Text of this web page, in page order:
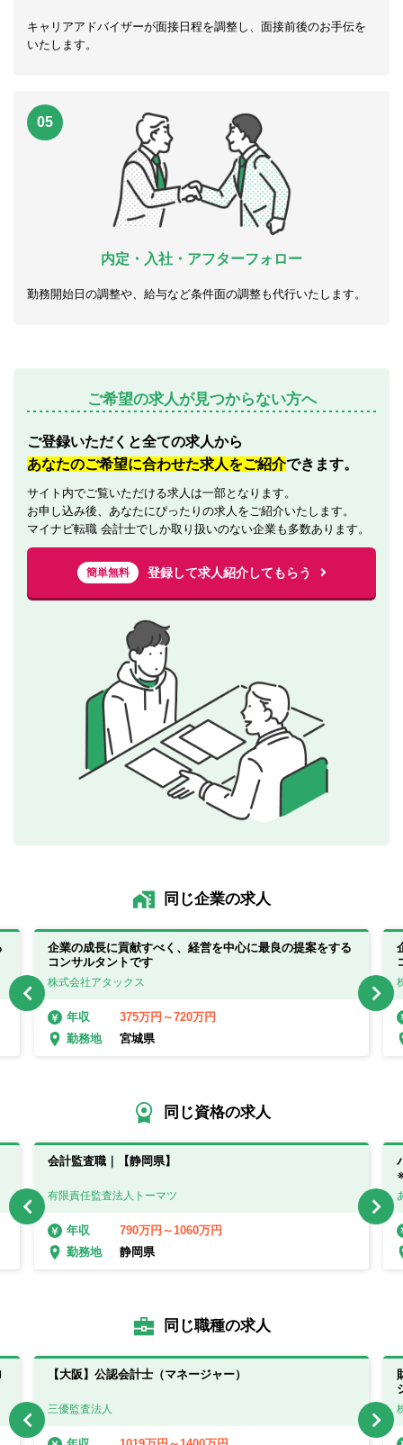
キャリアアドバイザーが面接日程を調整し、面接前後のお手伝を
いたします。
05
内定・入社・アフターフォロー
勤務開始日の調整や、給与など条件面の調整も代行いたします。
ご希望の求人が見つからない方へ
ご登録いただくと全ての求人から
あなたのご希望に合わせた求人をご紹介できます。
サイト内でご覧いただける求人は一部となります。
お申し込み後、あなたにぴったりの求人をご紹介いたします。
マイナビ転職 会計士でしか取り扱いのない企業も多数あります。
簡単無料 登録して求人紹介してもらう
同じ企業の求人
企業の成長に貢献すべく、経営を中心に最良の提案をする
コンサルタントです
株式会社アタックス
年収
375万円～720万円
勤務地
宮城県
同じ資格の求人
会計監査職｜【静岡県】
有限責任監査法人トーマツ
年収
790万円～1060万円
勤務地
静岡県
同じ職種の求人
【大阪】公認会計士（マネージャー）
三優監査法人